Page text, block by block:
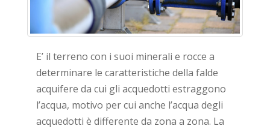
E’ il terreno con i suoi minerali e rocce a
determinare le caratteristiche della falde
acquifere da cui gli acquedotti estraggono
l’acqua, motivo per cui anche l’acqua degli
acquedotti è differente da zona a zona. La